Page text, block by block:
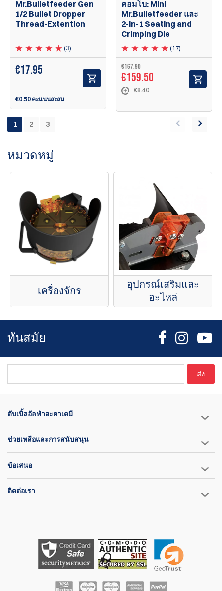
Mr.Bulletfeeder Gen
1/2 Bullet Dropper
Thread-Extention
(3)
€17.95
€0.50 คะแนนสะสม
คอมโบ: Mini
Mr.Bulletfeeder และ
2-in-1 Seating and
Crimping Die
(17)
€167.90
€159.50
€8.40
1 2 3
หมวดหมู่
เครื่องจักร
อุปกรณ์เสริมและ
อะไหล่
ทันสมัย
ส่ง
ดับเบิ้ลอัลฟ่าอะคาเดมี
ช่วยเหลือและการสนับสนุน
ข้อเสนอ
ติดต่อเรา